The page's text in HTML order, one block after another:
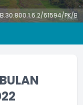
61594/PK/BKPSDM